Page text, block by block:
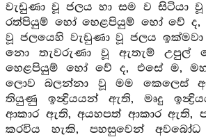
වැඩුණා වූ ජලය හා සම ව සිටියා
රත්පියුම් හෝ හෙළපියුම් හෝ වේ ද,
වූ ජලයෙහි වැඩුණා වූ ජලය
නො තැවරුණා වූ ඇතැම් උපුල්
හෙළපියුම් හෝ වේ ද, එසේ ම,
ලොව බලන්නා වූ මම කෙලෙස්
තියුණු ඉන්‍ද්‍රියයන් ඇති, මෘදු
ආකාර ඇති, අයහපත් ආකාර ඇති,
කරවිය හැකි, පහසුවෙන්